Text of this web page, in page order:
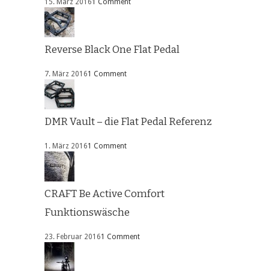
15. März 20161 Comment
Reverse Black One Flat Pedal
7. März 20161 Comment
DMR Vault – die Flat Pedal Referenz
1. März 20161 Comment
CRAFT Be Active Comfort
Funktionswäsche
23. Februar 20161 Comment